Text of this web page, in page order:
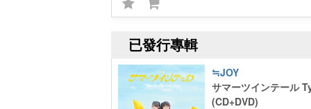
已發行專輯
≒JOY
サマーツインテール
(CD+DVD)